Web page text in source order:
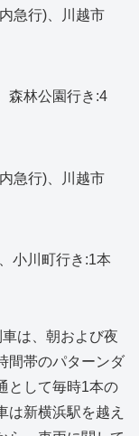
急行)、川越市
森林公園行き:4
急行)、川越市
小川町行き:1本
は、朝および夜
間帯のパターンダ
として毎時1本の
は新横浜駅を越え